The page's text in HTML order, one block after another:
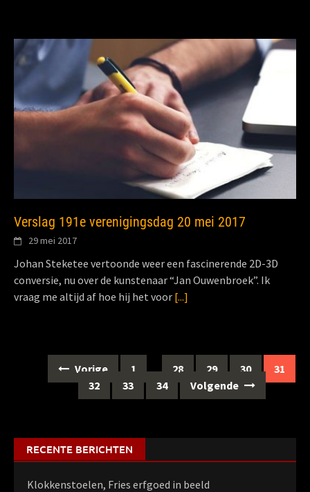
Verslag 191e verenigingsdag 20 mei 2017
29 mei 2017
Johan Steketee vertoonde weer een fascinerende 2D-3D
conversie, nu over de kunstenaar “Jan Ouwenbroek”. Ik
vraag me altijd af hoe hij het voor [...]
Berichten
navigatie
Vorige 1 … 28 29 30
31
32
33 34 Volgende
RECENTE BERICHTEN
Klokkenstoelen, Fries erfgoed in beeld